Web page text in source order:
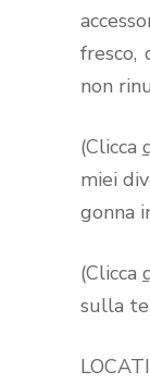
fresco,
non
(Clicca
miei
gonna
(Clicca
sulla